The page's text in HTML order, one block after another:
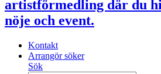
artistförmedling där du
nöje och event.
Kontakt
Arrangör söker
Sök